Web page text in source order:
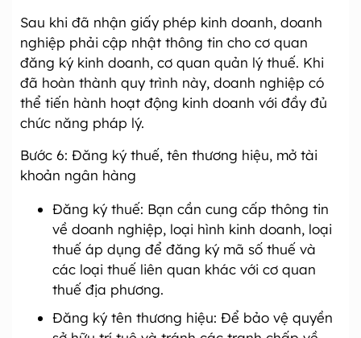
Sau khi đã nhận giấy phép kinh doanh, doanh
nghiệp phải cập nhật thông tin cho cơ quan
đăng ký kinh doanh, cơ quan quản lý thuế. Khi
đã hoàn thành quy trình này, doanh nghiệp có
thể tiến hành hoạt động kinh doanh với đầy đủ
chức năng pháp lý.
Bước 6: Đăng ký thuế, tên thương hiệu, mở tài
khoản ngân hàng
Đăng ký thuế: Bạn cần cung cấp thông tin
về doanh nghiệp, loại hình kinh doanh, loại
thuế áp dụng để đăng ký mã số thuế và
các loại thuế liên quan khác với cơ quan
thuế địa phương.
Đăng ký tên thương hiệu: Để bảo vệ quyền